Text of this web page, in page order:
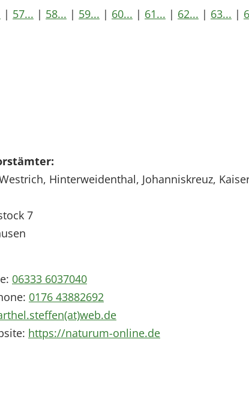
| 57... | 58... | 59... | 60... | 61... | 62... | 63... |
Hinterweidenthal, Johanniskreuz,
7
06333 6037040
0176 43882692
https://naturum-online.de